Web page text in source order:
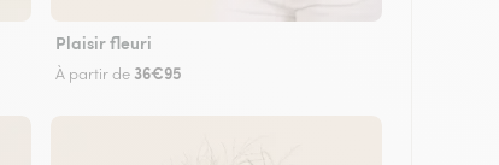
Plaisir fleuri
À partir de 36€95